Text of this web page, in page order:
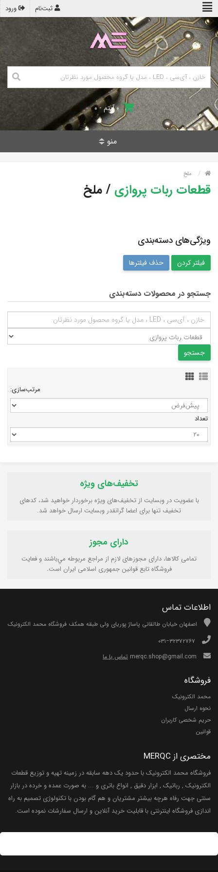
ورود ثبت‌نام
۰ آیتم - ۰
منو
ملخ
قطعات ربات پروازی / ملخ
ویژگی‌های دسته‌بندی
حذف فیلترها
جستجو در محصولات دسته‌بندی
مرتب‌سازی:
تعداد
تخفیف‌های ویژه
با عضویت در وبسایت از تخفیف‌های ویژه برخوردار خواهید شد، کدهای
تخفیف تنها برای اعضا گرانقدر وبسایت ارسال خواهد شد.
دارای مجوز
تمامی كالاها، دارای مجوزهای لازم از مراجع مربوطه مي‌باشند و فعایت
فروشگاه تابع قوانين جمهوری اسلامی ايران است.
اطلاعات تماس
اصفهان خیابان طالقانی پاساژ پوریای ولی طبقه همکف فروشگاه محمد الکترونیک
تماس با ما
فروشگاه
محمد الکترونیک
نحوه ارسال
حریم شخصی کاربران
قوانین
مختصری از MERQC
فروشگاه محمد الکترونیک با حدود یک دهه سابقه در زمینه تهیه و توزیع قطعات
الکترونیک , رباتیک , ابزار دقیق , انواع باتری و ... به صورت عمده و خرده در بازار
سنتی جهت رفاه هرچه بیشتر مشتریان و هم گام بودن با تکنولوژی تصمیم به راه
اندازی فروشگاه اینترنتی با قابلیت خرید آنلاین و ارسال سفارشات نموده است.